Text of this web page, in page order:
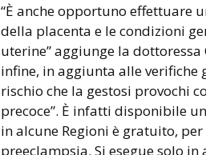
“È anche opportuno effettuare
della placenta e le condizioni
uterine” aggiunge la
infine, in aggiunta alle
rischio che la gestosi provochi
precoce”. È infatti disponibile
in alcune Regioni è gratuito,
preeclampsia. Si esegue solo in